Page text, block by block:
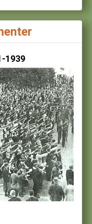
1939